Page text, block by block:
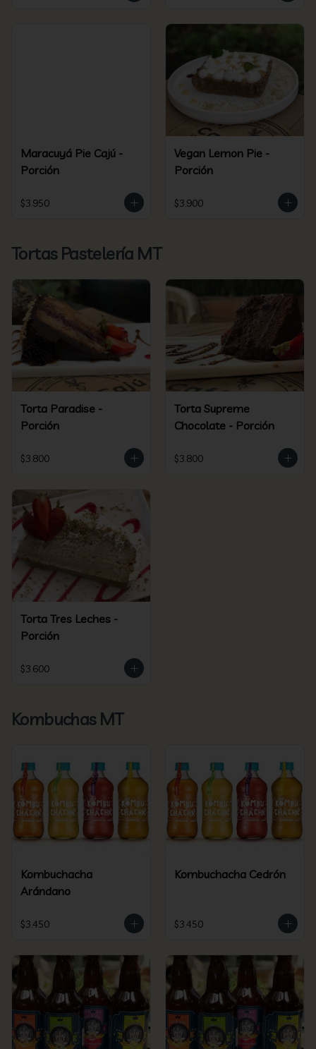
Maracuyá Pie Cajú -
Porción
$3.950
Vegan Lemon Pie -
Porción
$3.900
Tortas Pastelería MT
Torta Paradise -
Porción
$3.800
Torta Supreme
Chocolate - Porción
$3.800
Torta Tres Leches -
Porción
$3.600
Kombuchas MT
Kombuchacha
Arándano
$3.450
Kombuchacha Cedrón
$3.450